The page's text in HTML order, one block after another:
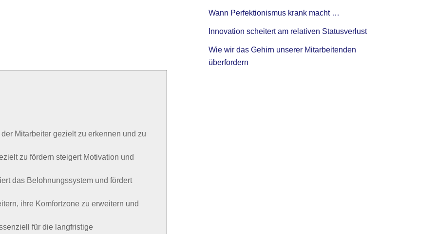
Mitarbeiter gezielt zu erkennen und zu
zu fördern steigert Motivation und
das Belohnungssystem und fördert
ihre Komfortzone zu erweitern und
für die langfristige
Wann Perfektionismus krank macht …
Innovation scheitert am relativen Statusverlust
Wie wir das Gehirn unserer Mitarbeitenden
überfordern